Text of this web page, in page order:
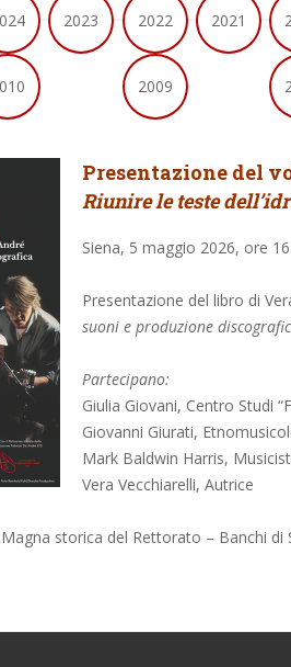
2023 2022 2021
2009
Presentazione del
Riunire le teste
Siena, 5 maggio 2026, ore 16
Presentazione del libro di
suoni e produzione
Partecipano:
Giulia Giovani, Centro Studi
Giovanni Giurati,
Mark Baldwin Harris,
Vera Vecchiarelli, Autrice
storica del Rettorato – Banchi di